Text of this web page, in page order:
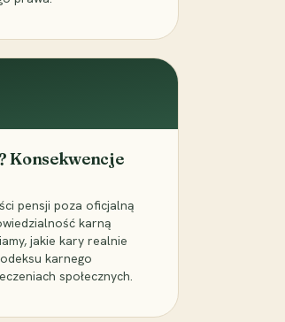
Konsekwencje
pensji poza oficjalną
karną
jakie kary realnie
karnego
społecznych.